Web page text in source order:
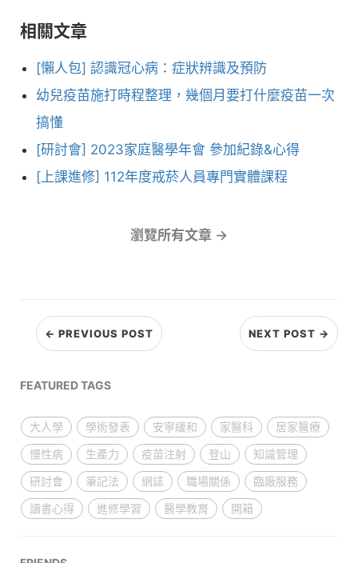
相關文章
[懶人包] 認識冠心病：症狀辨識及預防
幼兒疫苗施打時程整理，幾個月要打什麼疫苗一次
搞懂
[研討會] 2023家庭醫學年會 參加紀錄&心得
[上課進修] 112年度戒菸人員專門實體課程
瀏覽所有文章 →
← PREVIOUS POST NEXT POST →
FEATURED TAGS
大人學 學術發表 安寧緩和 家醫科
居家醫療
慢性病
生產力 疫苗注射 登山
知識管理
研討會
筆記法 網誌 職場關係
臨廠服務
讀書心得
進修學習 醫學教育 開箱